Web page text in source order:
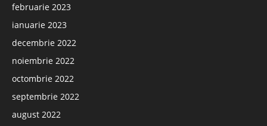
februarie 2023
ianuarie 2023
decembrie 2022
noiembrie 2022
octombrie 2022
septembrie 2022
august 2022